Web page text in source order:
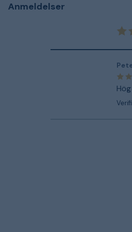
Anmeldelser